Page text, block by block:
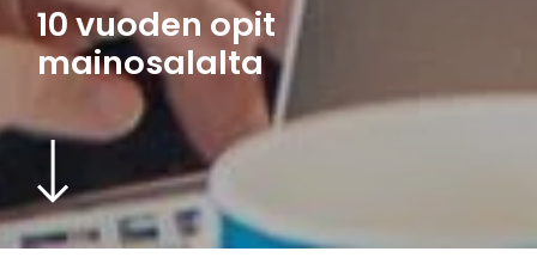
10 vuoden opit
mainosalalta